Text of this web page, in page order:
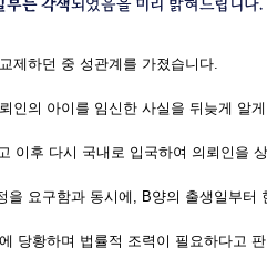
제하던 중 성관계를 가졌습니다.
인의 아이를 임신한 사실을 뒤늦게 알
이후 다시 국내로 입국하여 의뢰인을
요구함과 동시에, B양의 출생일부
당황하며 법률적 조력이 필요하다고